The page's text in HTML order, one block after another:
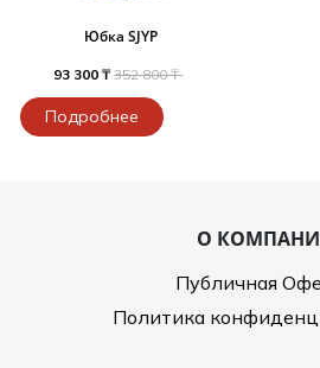
Юбка SJYP
93 300 ₸352 800 ₸
Подробнее
О
Публичная
Политика